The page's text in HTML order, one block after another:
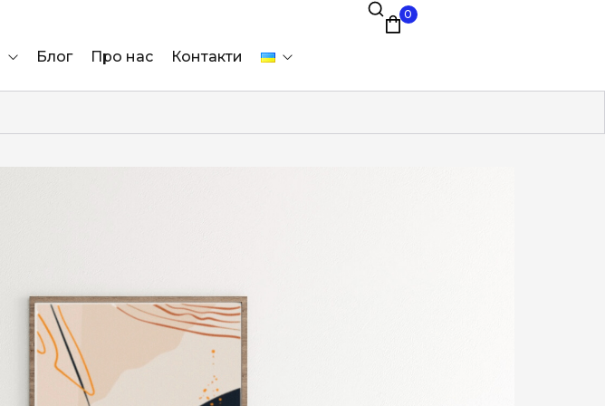
Блог Про нас Контакти
0